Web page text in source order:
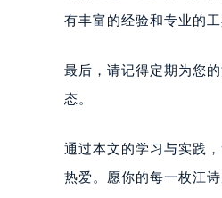
有丰富的经验和专业的
最后，请记得定期为您
态。
通过本文的学习与实践
热爱。愿你的每一枚江